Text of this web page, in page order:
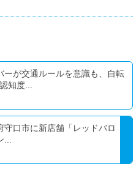
ーが交通ルールを意識も、自転
知度...
守口市に新店舗「レッドバロ
...